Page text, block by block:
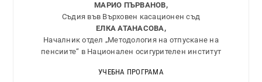
МАРИО ПЪРВАНОВ,
Съдия във Върховен касационен съд
ЕЛКА АТАНАСОВА,
Началник отдел „Методология на отпускане на
пенсиите“ в Национален осигурителен институт
УЧЕБНА ПРОГРАМА